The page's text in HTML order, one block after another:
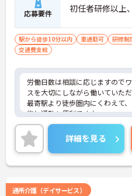
応募要件 初任者研修以上
駅から徒歩10分以内 車通勤可 研修制
交通費支給
労働日数は相談に応じますので
スを大切にしながら働いていただ
最寄駅より徒歩圏内にくわえて
能と通勤も便利です♪
ご興味がある方は是非一度マイ
さい。更に詳細などお伝えしま
詳細を見る
通所介護（デイサービス）